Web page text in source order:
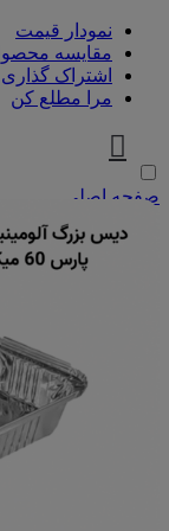
نمودار قیمت
مقایسه
اشتراک گذاری
مرا مطلع کن
صفحه اصلی